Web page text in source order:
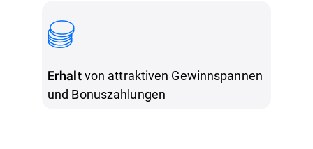
Erhaltvon attraktiven Gewinnspannen
und Bonuszahlungen